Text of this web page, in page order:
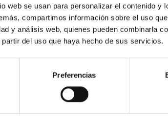
web se usan para personalizar el contenido y
compartimos información sobre el uso
y análisis web, quienes pueden combinarla
del uso que haya hecho de sus servicios.
Preferencias
actuaciones puestas en marcha en el Plan
del IAC 2022-2025, bajo la supervisión
sus relaciones y acuerdos internacionales, en
de convenios promovidos por la Dirección
Observatorios de Canarias.
equivalentes del Ministerio de Ciencia,